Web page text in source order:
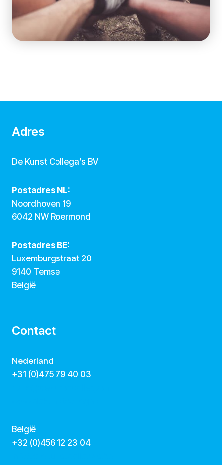
Adres
De Kunst Collega’s BV
Postadres NL:
Noordhoven 19
6042 NW Roermond
Postadres BE:
Luxemburgstraat 20
9140 Temse
België
Contact
Nederland
+31 (0)475 79 40 03
België
‭+32 (0)456 12 23 04‬